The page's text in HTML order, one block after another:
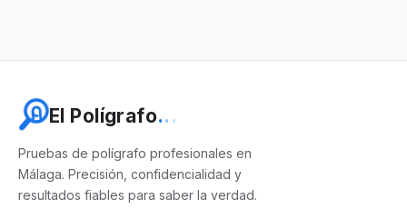
El Polígrafo.. .
Pruebas de polígrafo profesionales en
Málaga. Precisión, confidencialidad y
resultados fiables para saber la verdad.